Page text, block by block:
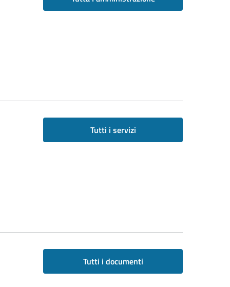
Tutti i servizi
Tutti i documenti